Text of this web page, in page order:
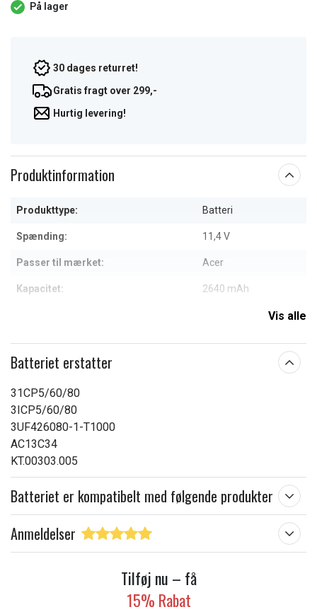
På lager
30 dages returret!
Gratis fragt over 299,-
Hurtig levering!
Produktinformation
Produkttype: Batteri
Spænding: 11,4 V
Passer til mærket: Acer
Kapacitet: 2640 mAh
Vis alle
Batteriet erstatter
31CP5/60/80
3ICP5/60/80
3UF426080-1-T1000
AC13C34
KT.00303.005
Batteriet er kompatibelt med følgende produkter
Anmeldelser
Tilføj nu – få
15% Rabat